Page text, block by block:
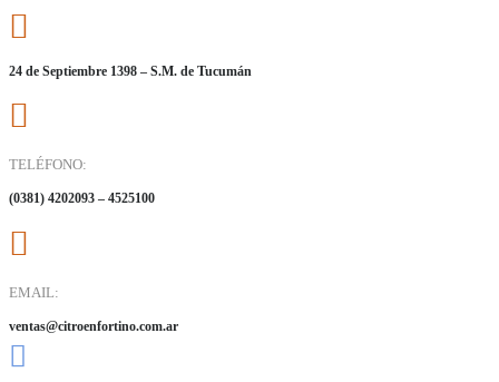
24 de Septiembre 1398 – S.M. de Tucumán
TELÉFONO:
(0381) 4202093 – 4525100
EMAIL:
ventas@citroenfortino.com.ar